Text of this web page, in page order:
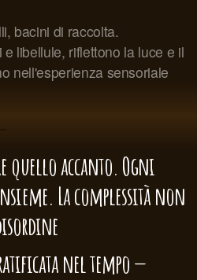
bacini di raccolta.
libellule, riflettono la luce e il
nell'esperienza sensoriale
quello accanto. Ogni
La complessità non
nel tempo —